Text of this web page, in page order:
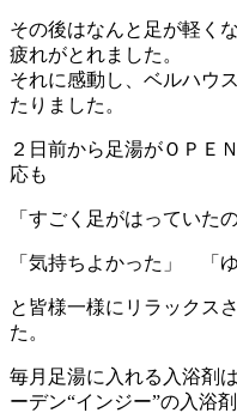
その後はなんと足が軽く
疲れがとれました。
それに感動し、ベルハウ
たりました。
２日前から足湯がＯＰＥ
応も
「すごく足がはっていた
「気持ちよかった」 「
と皆様一様にリラックス
た。
毎月足湯に入れる入浴剤
ーデン“インジー”の入浴